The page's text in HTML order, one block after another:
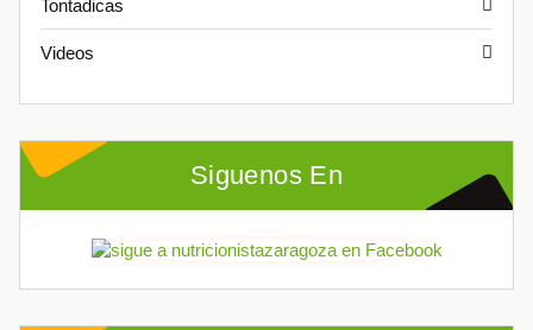
Tontadicas
Videos
Siguenos En